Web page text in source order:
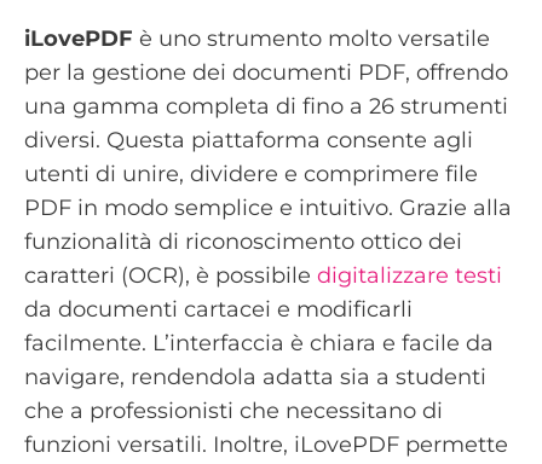
iLovePDF è uno strumento molto versatile
per la gestione dei documenti PDF, offrendo
una gamma completa di fino a 26 strumenti
diversi. Questa piattaforma consente agli
utenti di unire, dividere e comprimere file
PDF in modo semplice e intuitivo. Grazie alla
funzionalità di riconoscimento ottico dei
caratteri (OCR), è possibile digitalizzare testi
da documenti cartacei e modificarli
facilmente. L’interfaccia è chiara e facile da
navigare, rendendola adatta sia a studenti
che a professionisti che necessitano di
funzioni versatili. Inoltre, iLovePDF permette